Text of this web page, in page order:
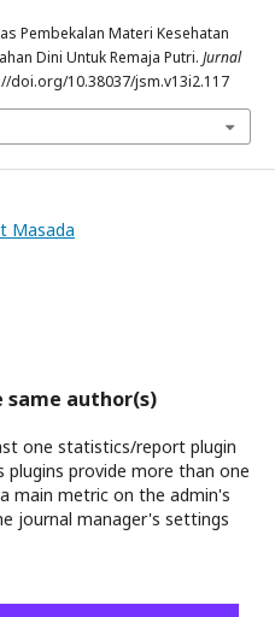
Pembekalan Materi Kesehatan
Dini Untuk Remaja Putri. Jurnal
doi.org/10.38037/jsm.v13i2.117
Masada
author(s)
one statistics/report plugin
provide more than one
main metric on the admin's
journal manager's settings